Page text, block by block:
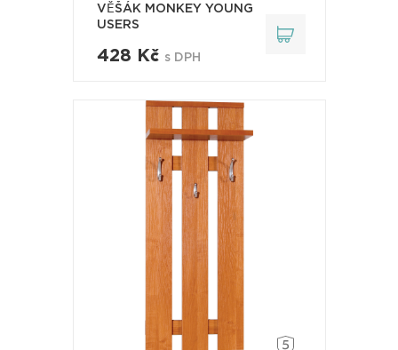
VĚŠÁK MONKEY YOUNG
USERS
428 Kč s DPH